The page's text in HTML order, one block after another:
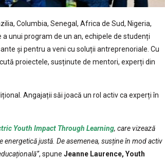
Columbia, Senegal, Africa de Sud, Nigeria,
unui program de un an, echipele de studenți
și pentru a veni cu soluții antreprenoriale. Cu
proiectele, susținute de mentori, experți din
Angajații săi joacă un rol activ ca experți în
Youth Impact Through Learning, care vizează
justă. De asemenea, susține în mod activ
, spune Jeanne Laurence, Youth